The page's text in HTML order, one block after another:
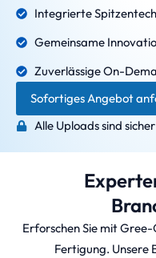
Integrierte
Gemeinsame
Zuverlässige On-
Sofortiges Angebot
Alle Uploads sind
Erforschen Sie mit
Fertigung. Unsere